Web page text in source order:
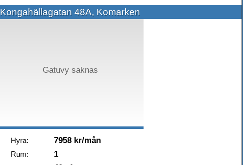
Kongahällagatan 48A, Komarken
Gatuvy saknas
Hyra: 7958 kr/mån
Rum: 1